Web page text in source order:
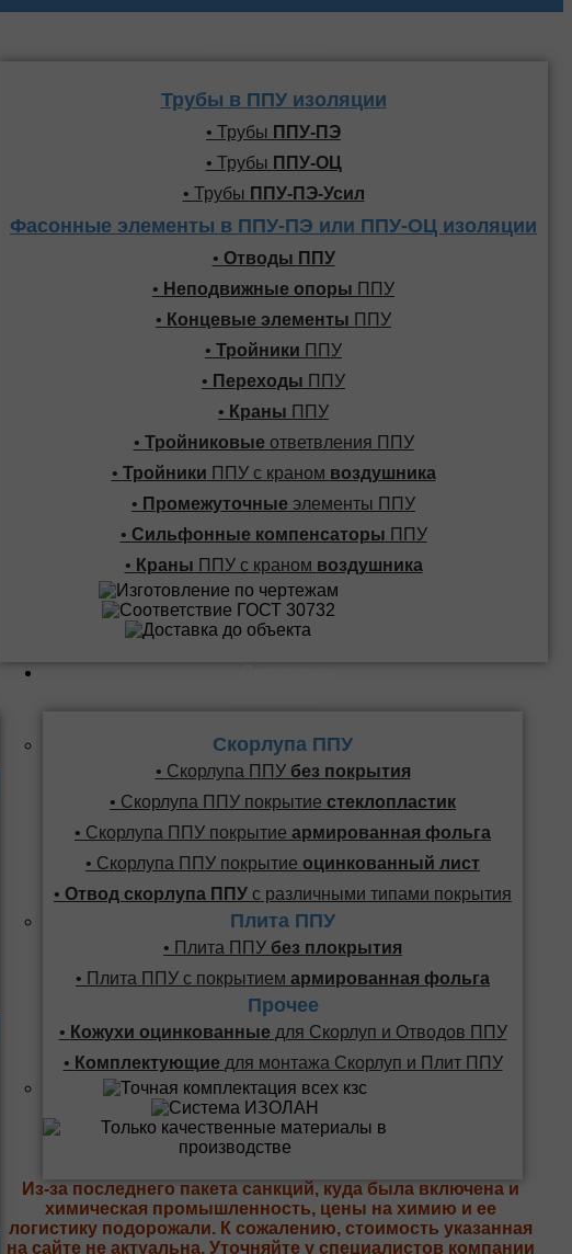
Трубы в ППУ изоляции
• Трубы ППУ-ПЭ
• Трубы ППУ-ОЦ
• Трубы ППУ-ПЭ-Усил
Фасонные элементы в ППУ-ПЭ или ППУ-ОЦ изоляции
• Отводы ППУ
• Неподвижные опоры ППУ
• Концевые элементы ППУ
• Тройники ППУ
• Переходы ППУ
• Краны ППУ
• Тройниковые ответвления ППУ
• Тройники ППУ с краном воздушника
• Промежуточные элементы ППУ
• Сильфонные компенсаторы ППУ
• Краны ППУ с краном воздушника
Скорлупа ППУ
• Скорлупа ППУбез покрытия
• Скорлупа ППУ покрытие стеклопластик
• Скорлупа ППУ покрытие армированная фольга
• Скорлупа ППУ покрытие оцинкованный лист
• Отвод скорлупа ППУ с различными типами покрытия
Плита ППУ
• Плита ППУ без плокрытия
• Плита ППУ с покрытием армированная фольга
Прочее
• Кожухи оцинкованные для Скорлуп и Отводов ППУ
• Комплектующие для монтажа Скорлуп и Плит ППУ
Из-за последнего пакета санкций, куда была включена и
химическая промышленность, цены на химию и ее
логистику подорожали. К сожалению, стоимость указанная
на сайте не актуальна. Уточняйте у специалистов компании